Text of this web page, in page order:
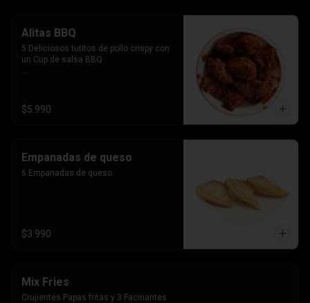
Alitas BBQ
5 Deliciosos tutitos de pollo crispy con
un Cup de salsa BBQ
agregues el BBQ que gustes
$5.990
Empanadas de queso
6 Empanadas de queso
$3.990
Mix Fries
Crujientes Papas fritas y 3 Facinantes